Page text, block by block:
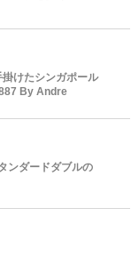
けたシンガポール
By Andre
ンダードダブルの